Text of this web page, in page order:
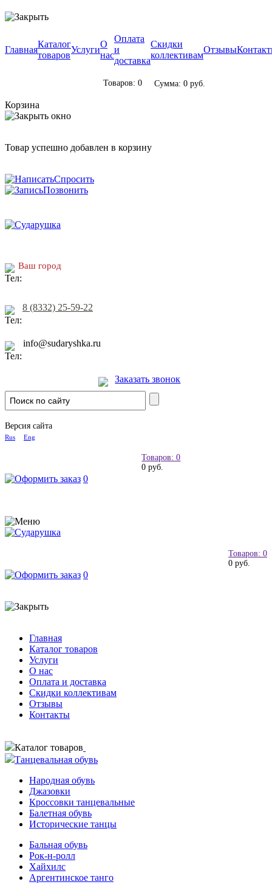
Главная
Каталог
товаров
Услуги
О
нас
Оплата
и
доставка
Скидки
коллективам
Отзывы
Товаров: 0 Сумма: 0 руб.
Корзина
Товар успешно добавлен в корзину
Спросить
Позвонить
Ваш город
8 (8332) 25-59-22
info@sudaryshka.ru
Заказать звонок
Версия сайта
Rus Eng
Товаров: 0
0 руб.
0
Товаров: 0
0 руб.
0
Главная
Каталог товаров
Услуги
О нас
Оплата и доставка
Скидки коллективам
Отзывы
Контакты
Каталог товаров
Танцевальная обувь
Народная обувь
Джазовки
Кроссовки танцевальные
Балетная обувь
Исторические танцы
Бальная обувь
Рок-н-ролл
Хайхилс
Аргентинское танго